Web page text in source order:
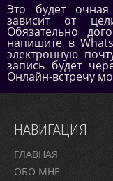
Это будет
зависит от
Обязательно
напишите в
электронную
запись будет
Онлайн-встречу
НАВИГАЦИЯ
ГЛАВНАЯ
ОБО МНЕ